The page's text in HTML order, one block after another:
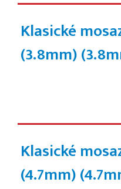
Klasické
(3.8mm)
Klasické
(4.7mm)